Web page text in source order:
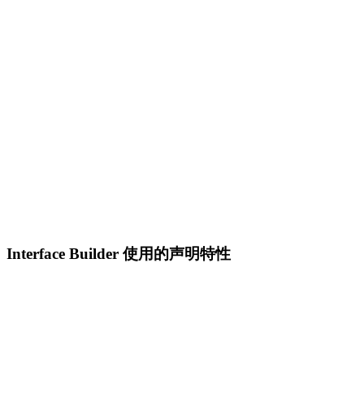
Interface Builder 使用的声明特性